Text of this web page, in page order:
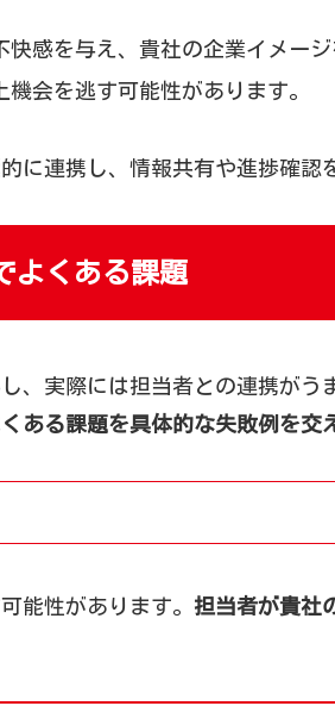
感を与え、貴社の企業イメージ
会を逃す可能性があります。
に連携し、情報共有や進捗確認
よくある課題
、実際には担当者との連携がう
ある課題を具体的な失敗例を交
能性があります。 担当者が貴社